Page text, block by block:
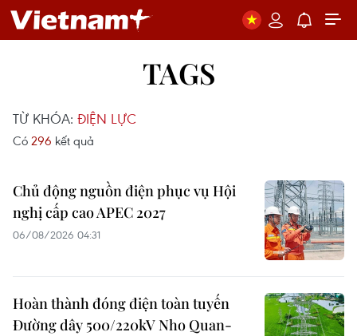
TAGS
TỪ KHÓA: ĐIỆN LỰC
Có 296 kết quả
Chủ động nguồn điện phục vụ Hội
nghị cấp cao APEC 2027
06/08/2026 04:31
Hoàn thành đóng điện toàn tuyến
Đường dây 500/220kV Nho Quan-